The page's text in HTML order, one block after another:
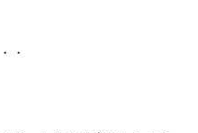
・